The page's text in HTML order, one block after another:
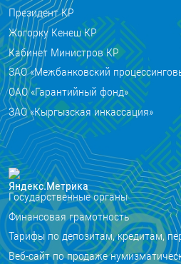
Президент КР
Жогорку Кенеш КР
Кабинет Министров КР
ЗАО «Межбанковский
ОАО «Гарантийный фонд»
ЗАО «Кыргызская инкассация»
Государственные органы
Финансовая грамотность
Тарифы по депозитам, кредитам,
Веб-сайт по продаже